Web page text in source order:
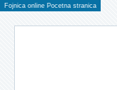
Fojnica online Pocetna stranica